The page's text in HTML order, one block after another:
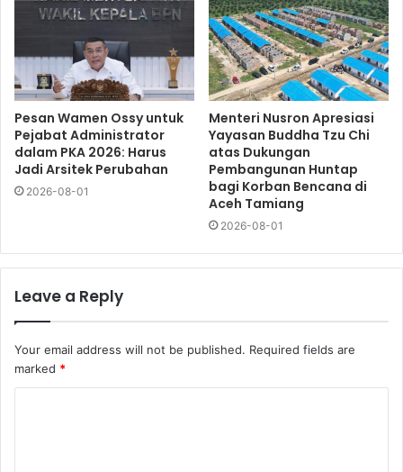
Pesan Wamen Ossy untuk
Pejabat Administrator
dalam PKA 2026: Harus
Jadi Arsitek Perubahan
2026-08-01
Menteri Nusron Apresiasi
Yayasan Buddha Tzu Chi
atas Dukungan
Pembangunan Huntap
bagi Korban Bencana di
Aceh Tamiang
2026-08-01
Leave a Reply
Your email address will not be published. Required fields are
marked *